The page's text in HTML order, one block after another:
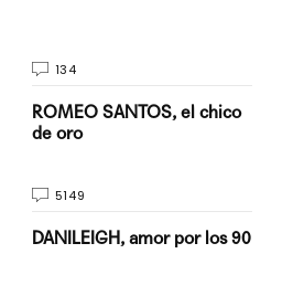
134
ROMEO SANTOS, el chico
de oro
5149
DANILEIGH, amor por los 90